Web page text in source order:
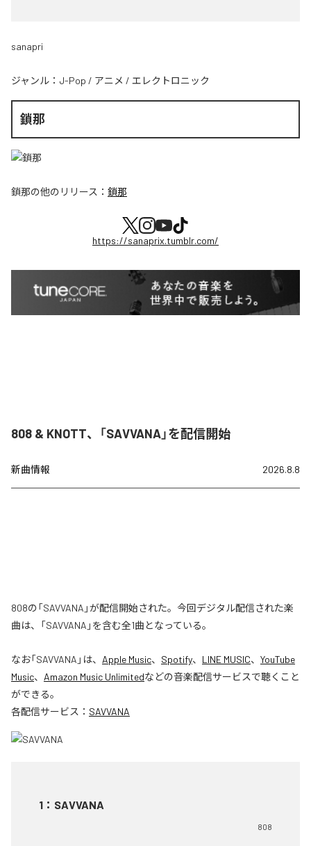
sanapri
ジャンル： J-Pop / アニメ / エレクトロニック
鎖那
鎖那の他のリリース： 鎖那
https://sanaprix.tumblr.com/
808 & KNOTT、「SAVVANA」を配信開始
新曲情報 2026.8.8
808の「SAVVANA」が配信開始された。今回デジタル配信された楽
曲は、「SAVVANA」を含む全1曲となっている。
なお「SAVVANA 」は、 Apple Music、 Spotify、 LINE MUSIC、 YouTube
Music、 Amazon Music Unlimitedなどの音楽配信サービスで聴くこと
ができる。
各配信サービス： SAVVANA
1 ： SAVVANA
808